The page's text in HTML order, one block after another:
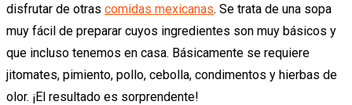
disfrutar de otras comidas mexicanas. Se trata de una sopa
muy fácil de preparar cuyos ingredientes son muy básicos y
que incluso tenemos en casa. Básicamente se requiere
jitomates, pimiento, pollo, cebolla, condimentos y hierbas de
olor. ¡El resultado es sorprendente!